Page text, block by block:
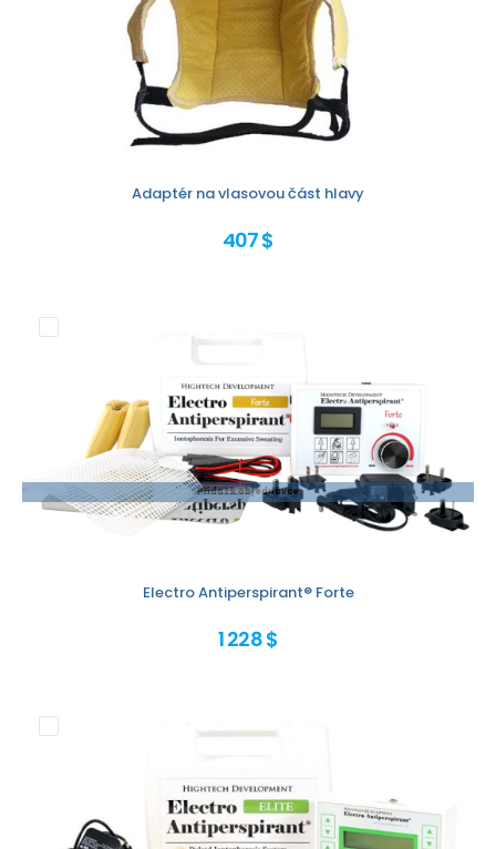
Adaptér na vlasovou část hlavy
407 $
Přidat k objednávce
Electro Antiperspirant® Forte
1 228 $